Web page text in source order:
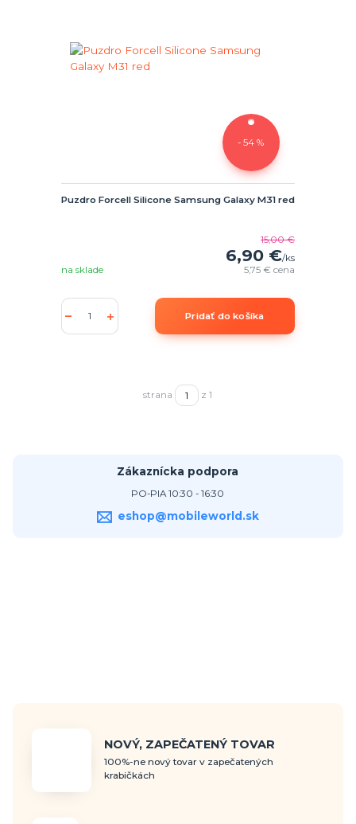
- 54 %
Puzdro Forcell Silicone Samsung Galaxy M31 red
15,00 €
6,90 €/ks
5,75 €cena
na sklade
Pridať do košíka
strana z 1
Zákaznícka podpora
PO-PIA 10:30 - 16:30
eshop@mobileworld.sk
NOVÝ, ZAPEČATENÝ TOVAR
100%-ne nový tovar v zapečatených
krabičkách